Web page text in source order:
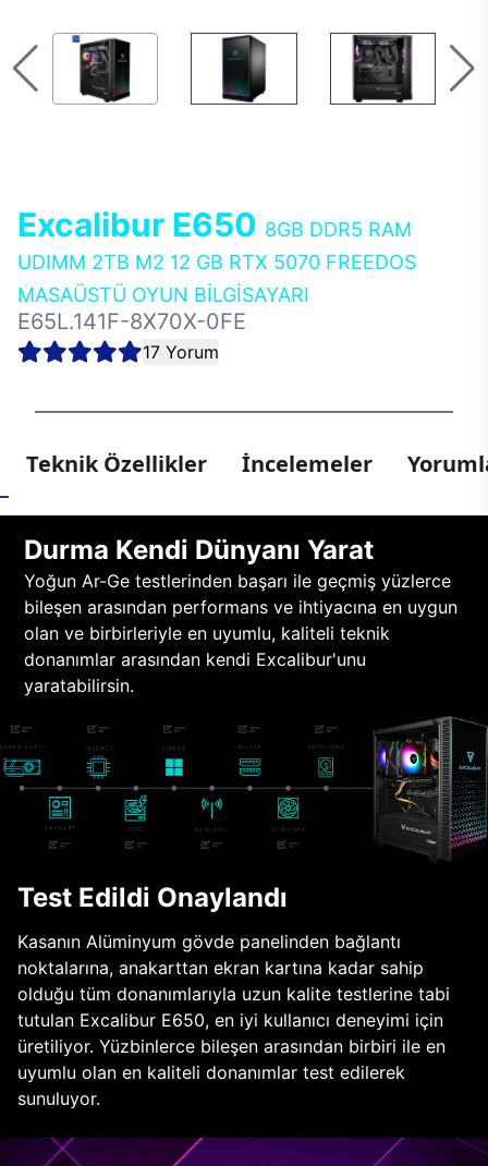
Excalibur E650 8GB DDR5 RAM
UDIMM 2TB M2 12 GB RTX 5070 FREEDOS
MASAÜSTÜ OYUN BİLGİSAYARI
E65L.141F-8X70X-0FE
17 Yorum
Teknik Özellikler İncelemeler
Durma Kendi Dünyanı Yarat
Yoğun Ar-Ge testlerinden başarı ile geçmiş yüzlerce
bileşen arasından performans ve ihtiyacına en uygun
olan ve birbirleriyle en uyumlu, kaliteli teknik
donanımlar arasından kendi Excalibur'unu
yaratabilirsin.
Test Edildi Onaylandı
Kasanın Alüminyum gövde panelinden bağlantı
noktalarına, anakarttan ekran kartına kadar sahip
olduğu tüm donanımlarıyla uzun kalite testlerine tabi
tutulan Excalibur E650, en iyi kullanıcı deneyimi için
üretiliyor. Yüzbinlerce bileşen arasından birbiri ile en
uyumlu olan en kaliteli donanımlar test edilerek
sunuluyor.